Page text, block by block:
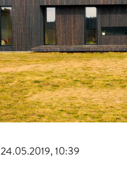
24.05.2019, 10:39